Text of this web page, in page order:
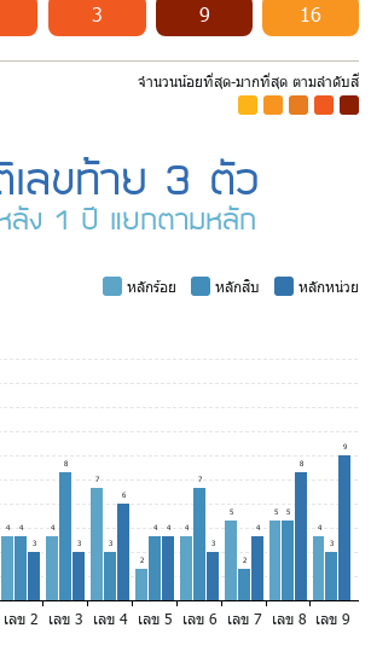
3 9 16
จำนวนน้อยที่สุด-มากที่สุด ตามลำดับสี
ลขท้าย 3 ตัว
ลัง 1 ปี แยกตามหลัก
หลักร้อย หลักสิบ
หลักหน่วย
4
4
3
4
8
3
7
3
6
2
4 4 4
7
3
5
2
4
5 5
8
4
3
9
เลข 2 เลข 3 เลข 4 เลข 5 เลข 6 เลข 7 เลข 8 เลข 9